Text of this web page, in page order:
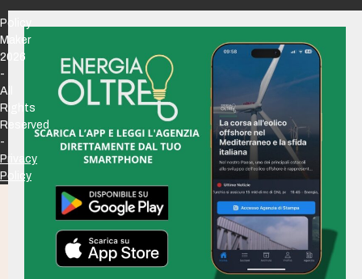
Policy
Maker
2026
-
All
Rights
Reserved
-
Privacy
Policy